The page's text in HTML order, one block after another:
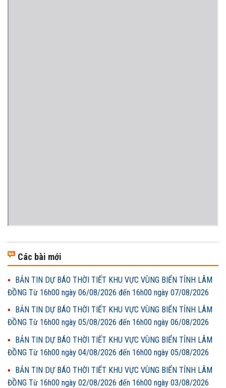
Các bài mới
BẢN TIN DỰ BÁO THỜI TIẾT KHU VỰC VÙNG BIỂN TỈNH LÂM
ĐỒNG Từ 16h00 ngày 06/08/2026 đến 16h00 ngày 07/08/2026
BẢN TIN DỰ BÁO THỜI TIẾT KHU VỰC VÙNG BIỂN TỈNH LÂM
ĐỒNG Từ 16h00 ngày 05/08/2026 đến 16h00 ngày 06/08/2026
BẢN TIN DỰ BÁO THỜI TIẾT KHU VỰC VÙNG BIỂN TỈNH LÂM
ĐỒNG Từ 16h00 ngày 04/08/2026 đến 16h00 ngày 05/08/2026
BẢN TIN DỰ BÁO THỜI TIẾT KHU VỰC VÙNG BIỂN TỈNH LÂM
ĐỒNG Từ 16h00 ngày 02/08/2026 đến 16h00 ngày 03/08/2026